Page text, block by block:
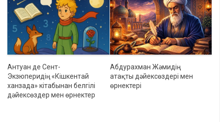
Антуан де Сент-
Экзюперидің «Кішкентай
ханзада» кітабынан белгілі
дәйексөздер мен өрнектер
Абдурахман Жәмидің
атақты дәйексөздері мен
өрнектері